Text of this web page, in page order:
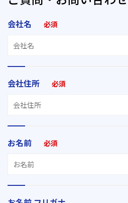
会社名 必須
会社住所 必須
お名前 必須